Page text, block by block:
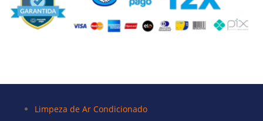
Limpeza de Ar Condicionado